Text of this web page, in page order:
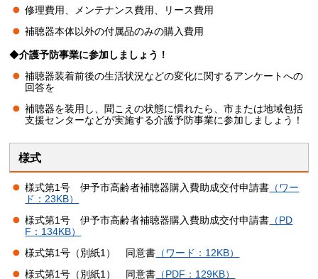
修理費用、メンテナンス費用、リース費用
補聴器本体以外の付属品のみの購入費用
◆介護予防事業に参加しましょう！
補聴器装着前後の生活状況などの変化に関するアンケートへの
回答を
補聴器を装用し、聞こえの状態に慣れたら、市または地域包括
支援センターなどが実施する介護予防事業に参加しましょう！
様式
様式第1号 伊予市高齢者補聴器購入費助成交付申請書 （ワー
ド：23KB）
様式第1号 伊予市高齢者補聴器購入費助成交付申請書 （PD
F：134KB）
様式第1号（別紙1） 同意書 （ワード：12KB）
様式第1号（別紙1） 同意書 （PDF：129KB）